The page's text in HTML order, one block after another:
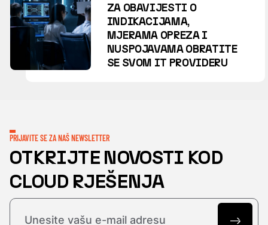
ZA OBAVIJESTI O
INDIKACIJAMA,
MJERAMA OPREZA I
NUSPOJAVAMA OBRATITE
SE SVOM IT PROVIDERU
PRIJAVITE SE ZA NAŠ NEWSLETTER
OTKRIJTE NOVOSTI KOD
CLOUD RJEŠENJA